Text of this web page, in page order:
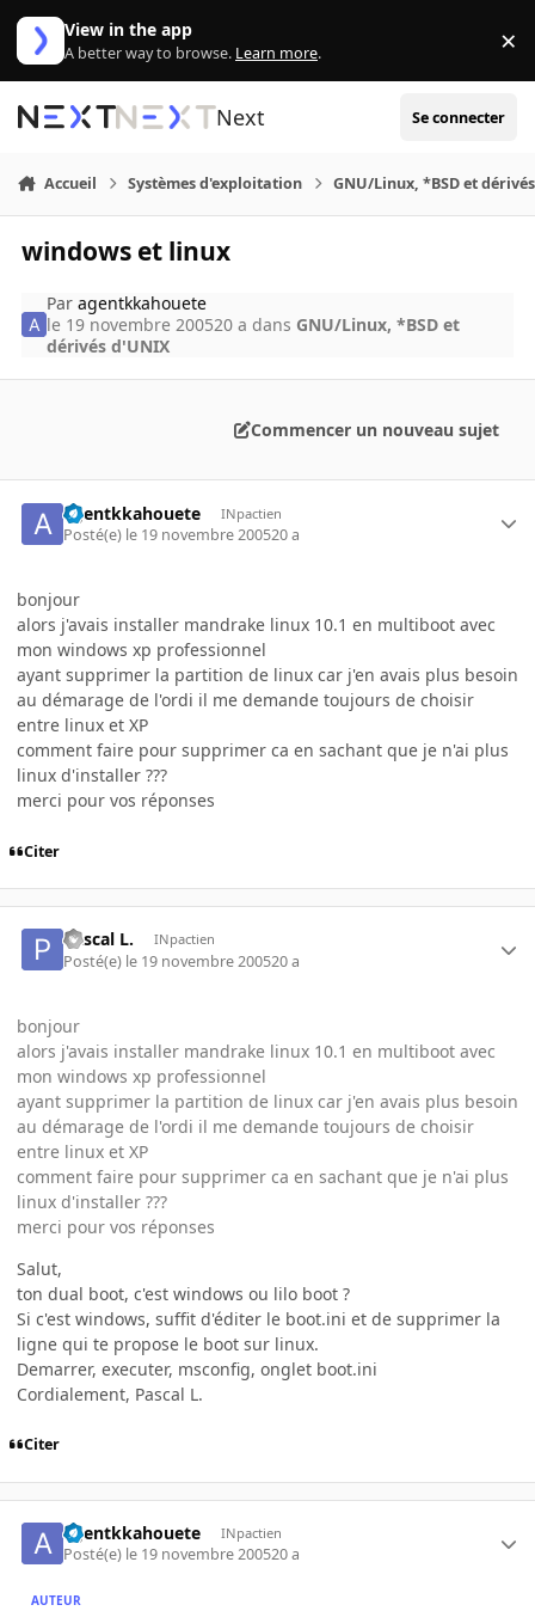
Aller au contenu
View in the app
A better way to browse. Learn more. ×
Next Se connecter
Accueil Systèmes d'exploitation GNU/Linux, *BSD et
windows et linux
Paragentkkahouete
le 19 novembre 200520 a dans GNU/Linux, *BSD et
dérivés d'UNIX
Commencer un nouveau sujet
agentkkahouete INpactien
Posté(e) le 19 novembre 200520 a
bonjour
alors j'avais installer mandrake linux 10.1 en multiboot avec
mon windows xp professionnel
ayant supprimer la partition de linux car j'en avais plus besoin
au démarage de l'ordi il me demande toujours de choisir
entre linux et XP
comment faire pour supprimer ca en sachant que je n'ai plus
linux d'installer ???
merci pour vos réponses
Citer
Pascal L. INpactien
Posté(e) le 19 novembre 200520 a
bonjour
alors j'avais installer mandrake linux 10.1 en multiboot avec
mon windows xp professionnel
ayant supprimer la partition de linux car j'en avais plus besoin
au démarage de l'ordi il me demande toujours de choisir
entre linux et XP
comment faire pour supprimer ca en sachant que je n'ai plus
linux d'installer ???
merci pour vos réponses
Salut,
ton dual boot, c'est windows ou lilo boot ?
Si c'est windows, suffit d'éditer le boot.ini et de supprimer la
ligne qui te propose le boot sur linux.
Demarrer, executer, msconfig, onglet boot.ini
Cordialement, Pascal L.
Citer
agentkkahouete INpactien
Posté(e) le 19 novembre 200520 a
AUTEUR